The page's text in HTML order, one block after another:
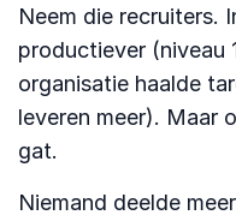
Neem die recruiters.
productiever (niveau
organisatie haalde
leveren meer). Maar
gat.
Niemand deelde